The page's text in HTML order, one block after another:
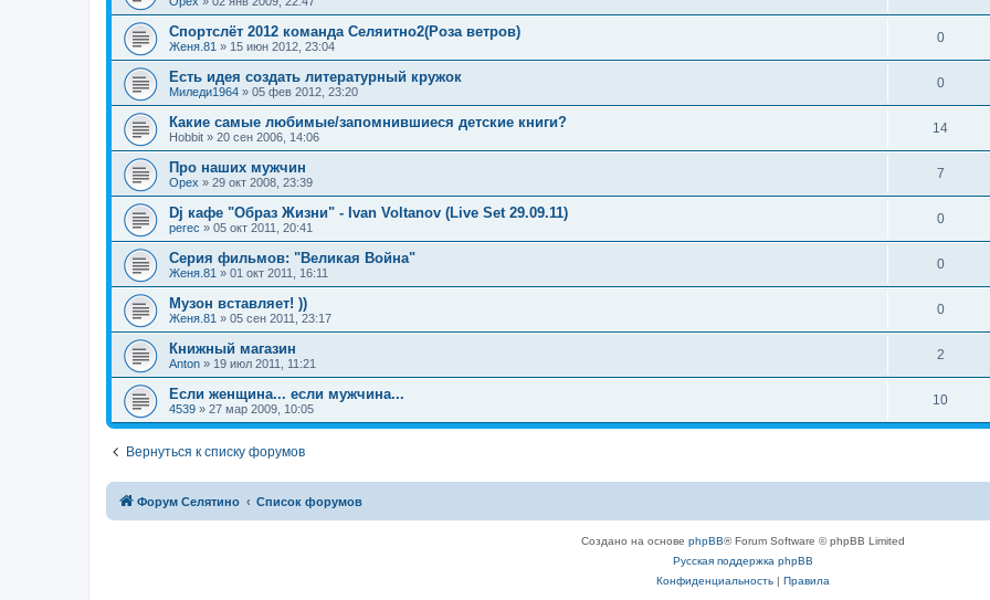
Спортслёт 2012 команда Селяитно2(Роза ветров)
Женя.81 » 15 июн 2012, 23:04
0
Есть идея создать литературный кружок
Миледи1964 » 05 фев 2012, 23:20
0
Какие самые любимые/запомнившиеся детские книги?
Hobbit » 20 сен 2006, 14:06
14
Про наших мужчин
Орех » 29 окт 2008, 23:39
7
Dj кафе "Образ Жизни" - Ivan Voltanov (Live Set 29.09.11)
perec » 05 окт 2011, 20:41
0
Серия фильмов: "Великая Война"
Женя.81 » 01 окт 2011, 16:11
0
Музон вставляет! ))
Женя.81 » 05 сен 2011, 23:17
0
Книжный магазин
Anton » 19 июл 2011, 11:21
2
Если женщина... если мужчина...
4539 » 27 мар 2009, 10:05
10
Вернуться к списку форумов
Форум Селятино Список форумов
Создано на основе phpBB® Forum Software © phpBB Limited
Русская поддержка phpBB
Конфиденциальность| Правила